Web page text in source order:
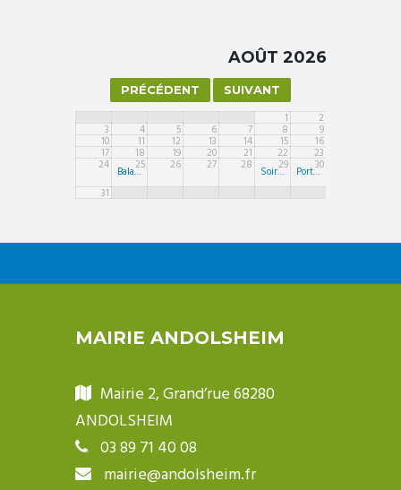
AOÛT 2026
1 2
3 4 5 6 7 8 9
10 11 12 13 14 15 16
17 18 19 20 21 22 23
24 25
Balayage des rues 26 27 28 29
Soirée Cinéma de plein-air 30
Portes ouvertes tennis
31
MAIRIE ANDOLSHEIM
Mairie 2, Grand’rue 68280
ANDOLSHEIM
03 89 71 40 08
mairie@andolsheim.fr